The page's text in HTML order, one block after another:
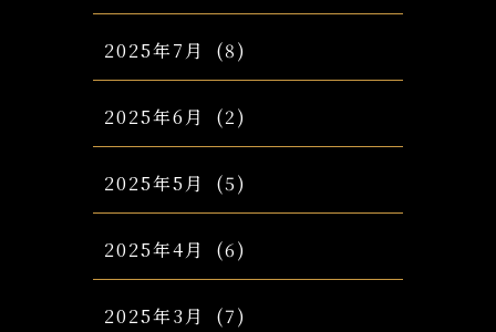
2025年7月 (8)
2025年6月 (2)
2025年5月 (5)
2025年4月 (6)
2025年3月 (7)